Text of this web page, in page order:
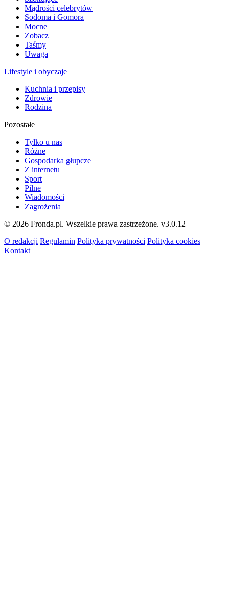
Mądrości celebrytów
Sodoma i Gomora
Mocne
Zobacz
Taśmy
Uwaga
Lifestyle i obyczaje
Kuchnia i przepisy
Zdrowie
Rodzina
Pozostałe
Tylko u nas
Różne
Gospodarka głupcze
Z internetu
Sport
Pilne
Wiadomości
Zagrożenia
© 2026 Fronda.pl. Wszelkie prawa zastrzeżone. v3.0.12
O redakcji Regulamin Polityka prywatności Polityka cookies
Kontakt